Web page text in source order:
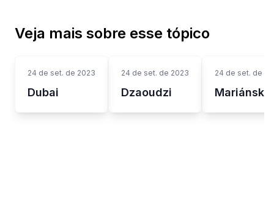
Veja mais sobre esse tópico
24 de set. de 2023
Dubai
24 de set. de 2023
Dzaoudzi
24 de set. de
Mariánské